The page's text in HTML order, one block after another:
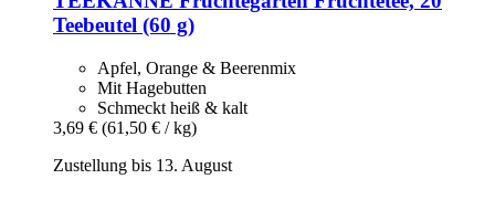
Teebeutel (60 g)
Apfel, Orange & Beerenmix
Mit Hagebutten
Schmeckt heiß & kalt
3,69 € (61,50 € / kg)
Zustellung bis 13. August